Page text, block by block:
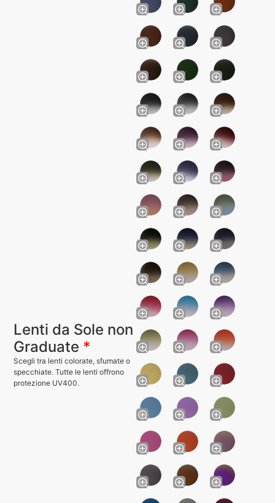
Lenti da Sole non
Graduate *
Scegli tra lenti colorate, sfumate o
specchiate. Tutte le lenti offrono
protezione UV400.